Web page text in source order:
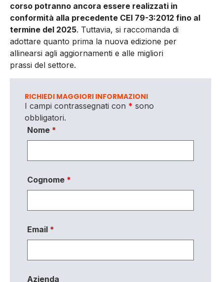
corso potranno ancora essere realizzati in
conformità alla precedente CEI 79-3:2012 fino al
termine del 2025. Tuttavia, si raccomanda di
adottare quanto prima la nuova edizione per
allinearsi agli aggiornamenti e alle migliori
prassi del settore.
RICHIEDI MAGGIORI INFORMAZIONI
I campi contrassegnati con * sono
obbligatori.
Nome *
Cognome *
Email *
Azienda